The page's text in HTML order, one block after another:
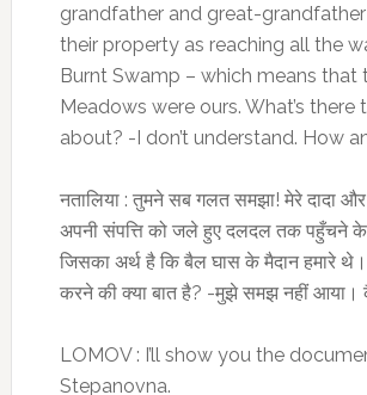
grandfather and great-
their property as reaching all the
Burnt Swamp – which means that
Meadows were ours. What’s there
about? -I don’t understand. How
नतालिया : तुमने सब गलत समझा! मेरे दादा और
अपनी संपत्ति को जले हुए दलदल तक पहुँचने के
जिसका अर्थ है कि बैल घास के मैदान हमारे
करने की क्या बात है? -मुझे समझ नहीं आया।
LOMOV : I’ll show you the
Stepanovna.